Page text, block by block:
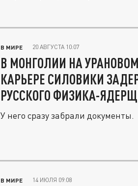
В МИРЕ 20 АВГУСТА 10:07
В МОНГОЛИИ НА УРАНОВОМ
КАРЬЕРЕ СИЛОВИКИ
РУССКОГО ФИЗИКА-
У него сразу забрали документы.
В МИРЕ 14 ИЮЛЯ 09:08